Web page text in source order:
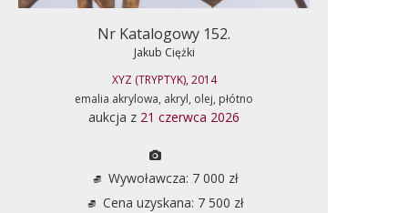
Nr Katalogowy 152.
Jakub Ciężki
XYZ (TRYPTYK), 2014
emalia akrylowa, akryl, olej, płótno
aukcja z 21 czerwca 2026
Wywoławcza: 7 000 zł
Cena uzyskana: 7 500 zł